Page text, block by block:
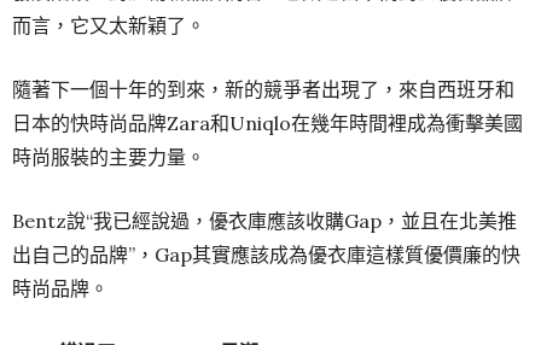
而言，它又太新穎了。
隨著下一個十年的到來，新的競爭者出現了，來自西班牙和
日本的快時尚品牌Zara和Uniqlo在幾年時間裡成為衝擊美國
時尚服裝的主要力量。
Bentz說“我已經說過，優衣庫應該收購Gap，並且在北美推
出自己的品牌”，Gap其實應該成為優衣庫這樣質優價廉的快
時尚品牌。